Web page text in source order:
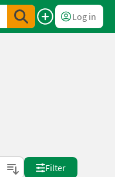
Log in
Filter